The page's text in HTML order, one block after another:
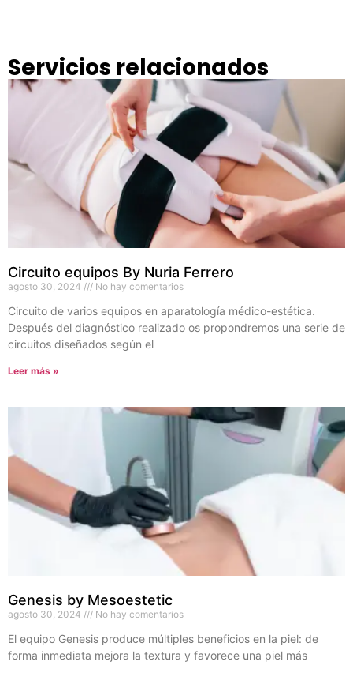
Servicios relacionados
Circuito equipos By Nuria Ferrero
agosto 30, 2024 No hay comentarios
Circuito de varios equipos en aparatología médico-estética.
Después del diagnóstico realizado os propondremos una serie de
circuitos diseñados según el
Leer más »
Genesis by Mesoestetic
agosto 30, 2024 No hay comentarios
El equipo Genesis produce múltiples beneficios en la piel: de
forma inmediata mejora la textura y favorece una piel más